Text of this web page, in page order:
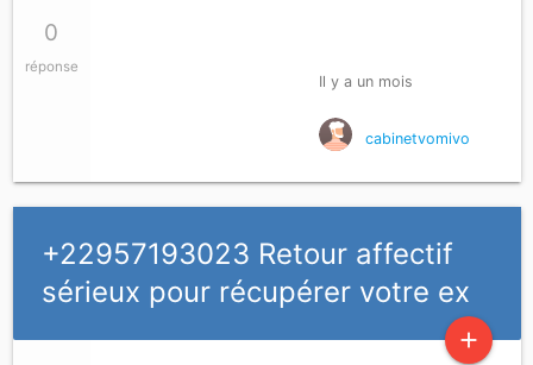
0
réponse
Il y a un mois
cabinetvomivo
+22957193023 Retour affectif
sérieux pour récupérer votre ex
add